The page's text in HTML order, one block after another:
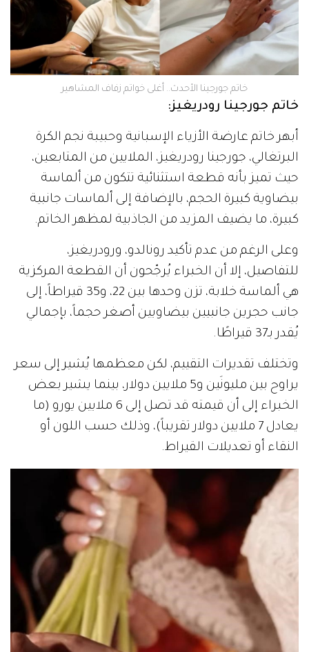
خاتم جورجينا الأحدث.. أغلى خواتم زفاف المشاهير
خاتم جورجينا رودريغيز:
أبهر خاتم عارضة الأزياء الإسبانية وحبيبة نجم الكرة
البرتغالي، جورجينا رودريغيز، الملايين من المتابعين،
حيث تميز بأنه قطعة استثنائية تتكون من ألماسة
بيضاوية كبيرة الحجم، بالإضافة إلى ألماسات جانبية
كبيرة، ما يضيف المزيد من الجاذبية لمظهر الخاتم.
وعلى الرغم من عدم تأكيد رونالدو، ورودريغيز،
للتفاصيل، إلا أن الخبراء يُرجّحون أن القطعة المركزية
هي ألماسة خلابة، تزن وحدها بين 22، و35 قيراطاً، إلى
جانب حجرين جانبيين بيضاويين أصغر حجماً، بإجمالي
يُقدر بـ37 قيراطًا.
وتختلف تقديرات التقييم، لكن معظمها يُشير إلى سعر
يراوح بين مليونَين و5 ملايين دولار، بينما يشير بعض
الخبراء إلى أن قيمته قد تصل إلى 6 ملايين يورو (ما
يعادل 7 ملايين دولار تقريباً)، وذلك حسب اللون أو
النقاء أو تعديلات القيراط.